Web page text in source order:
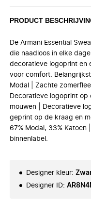
PRODUCT
De Armani Essential
die naadloos in elke
decoratieve logoprint en
voor comfort.
Modal | Zachte
Decoratieve logoprint
mouwen | Decoratieve
geprint op de kraag en
67% Modal, 33% Katoen
binnenlabel.
Designer kleur:
Designer ID: